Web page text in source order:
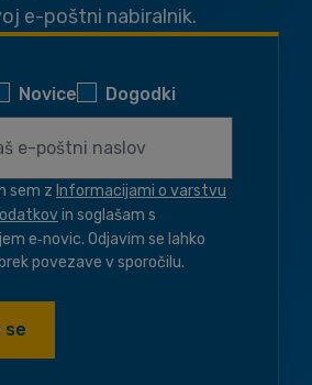
e-poštni nabiralnik.
Novice Dogodki
sem z Informacijami o varstvu
in soglašam s
e‑novic. Odjavim se lahko
povezave v sporočilu.
se